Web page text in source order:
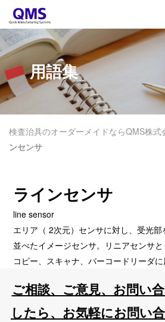
用語集
検査治具のオーダーメイドならQMS株式
ンセンサ
ラインセンサ
line sensor
エリア（ 2次元）センサに対し、受光
並べたイメージセンサ。リニアセンサと
コピー、スキャナ、バーコードリーダに
ご相談、ご意見、お問い
したら、お気軽にお問い